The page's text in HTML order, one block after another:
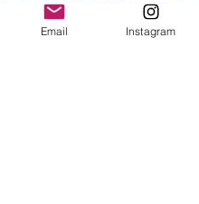
zur Speicherung von Cookies
erfolgt die Speicherung
Email Instagram